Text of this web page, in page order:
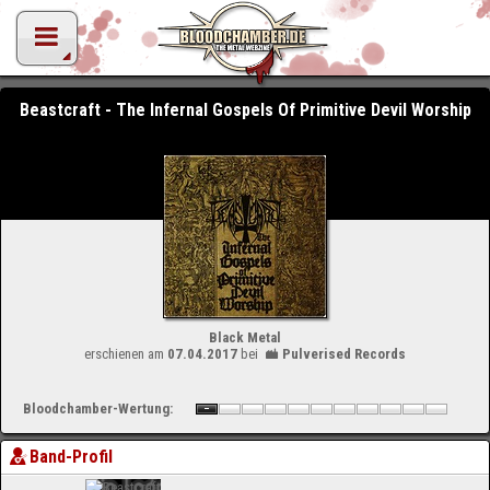
Beastcraft - The Infernal Gospels Of Primitive Devil Worship
Black Metal
erschienen am 07.04.2017 bei Pulverised Records
Bloodchamber-Wertung:
Band-Profil